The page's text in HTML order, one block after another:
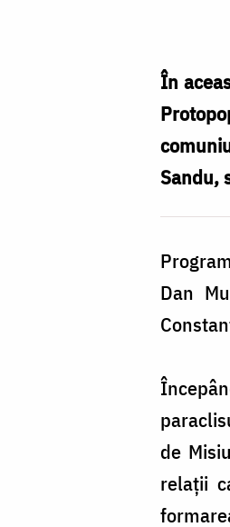
În
Sandu,
Dan
de
relații